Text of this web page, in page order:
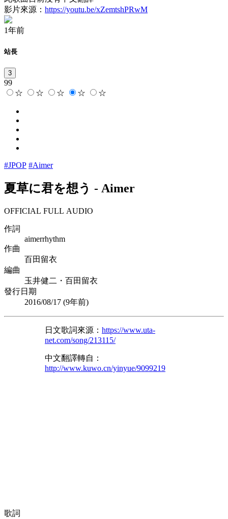
影片來源： https://youtu.be/xZemtshPRwM
1年前
站長
3
99
☆
☆ ☆ ☆ ☆
#JPOP #Aimer
夏草に君を想う - Aimer
OFFICIAL FULL AUDIO
作詞
aimerrhythm
作曲
百田留衣
編曲
玉井健二・百田留衣
發行日期
2016/08/17 (9年前)
日文歌詞來源： https://www.uta-
net.com/song/213115/
中文翻譯轉自：
http://www.kuwo.cn/yinyue/9099219
歌詞